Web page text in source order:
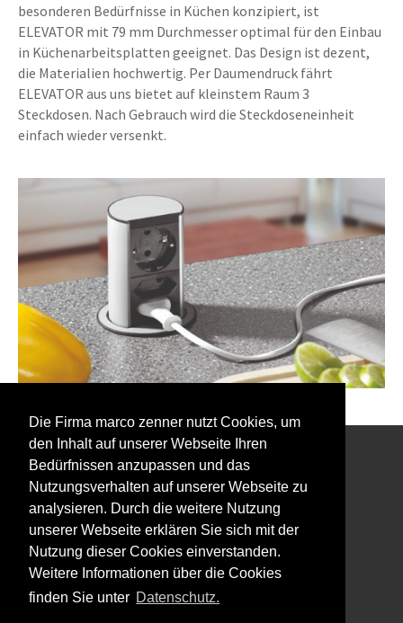
Die Firma marco zenner nutzt Cookies, um
den Inhalt auf unserer Webseite Ihren
Bedürfnissen anzupassen und das
Nutzungsverhalten auf unserer Webseite zu
analysieren. Durch die weitere Nutzung
unserer Webseite erklären Sie sich mit der
Nutzung dieser Cookies einverstanden.
Weitere Informationen über die Cookies
finden Sie unter Datenschutz.
besonderen Bedürfnisse in Küchen konzipiert, ist
ELEVATOR mit 79 mm Durchmesser optimal für den Einbau
in Küchenarbeitsplatten geeignet. Das Design ist dezent,
die Materialien hochwertig. Per Daumendruck fährt
ELEVATOR aus uns bietet auf kleinstem Raum 3
Steckdosen. Nach Gebrauch wird die Steckdoseneinheit
einfach wieder versenkt.
Interessiert an unserem Newsletter?
Impressum
Datenschutz